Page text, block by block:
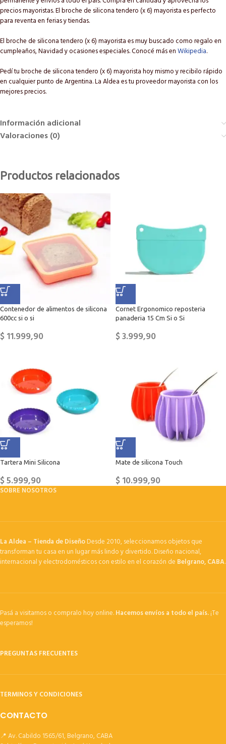
precios mayoristas. El broche de silicona tendero (x 6) mayorista es perfecto
para reventa en ferias y tiendas.
El broche de silicona tendero (x 6) mayorista es muy buscado como regalo en
cumpleaños, Navidad y ocasiones especiales. Conocé más enWikipedia.
Pedí tu broche de silicona tendero (x 6) mayorista hoy mismo y recibilo rápido
en cualquier punto de Argentina. La Aldea es tu proveedor mayorista con los
mejores precios.
Información adicional
Valoraciones (0)
Productos relacionados
Contenedor de alimentos de silicona
600cc si o si
$11.999,90
Cornet Ergonomico reposteria
panaderia 15 Cm Si o Si
$3.999,90
Tartera Mini Silicona
$5.999,90
Mate de silicona Touch
$10.999,90
SOBRE NOSOTROS
La Aldea – Tienda de DiseñoDesde 2010, seleccionamos objetos que
transforman tu casa en un lugar más lindo y divertido. Diseño nacional,
internacional y electrodomésticos con estilo en el corazón de Belgrano, CABA.
Pasá a visitarnos o compralo hoy online.Hacemos envíos a todo el país.¡Te
esperamos!
PREGUNTAS FRECUENTES
TERMINOS Y CONDICIONES
CONTACTO
📍 Av. Cabildo 1565/61, Belgrano, CABA